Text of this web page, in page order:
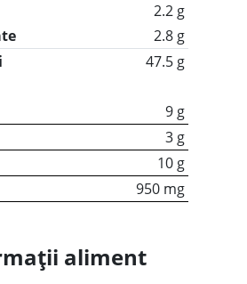
2.2 g
2.8 g
47.5 g
9 g
3 g
10 g
950 mg
aliment